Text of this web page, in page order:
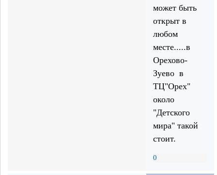
может быть
открыт в
любом
месте.....в
Орехово-
Зуево в
ТЦ"Орех"
около
"Детского
мира" такой
стоит.
0